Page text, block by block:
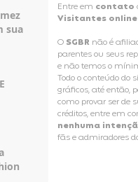
sua
Entre em contato
Visitantes
O SGBR não é
parentes ou seus
e não temos o
Todo o conteúdo do
gráficos, até então,
como provar ser de
créditos, entre em
nenhuma
fãs e admiradores